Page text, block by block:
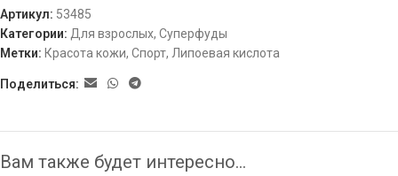
Артикул: 53485
Категории: Для взрослых, Суперфуды
Метки: Красота кожи, Спорт, Липоевая кислота
Поделиться:
Вам также будет интересно…